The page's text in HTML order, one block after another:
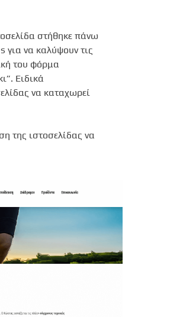
στήθηκε πάνω
για να καλύψουν τις
του φόρμα
Ειδικά
να καταχωρεί
της ιστοσελίδας να